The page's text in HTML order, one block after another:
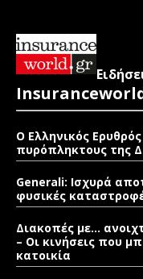
Ο Ελληνικός
πυρόπληκτους της
Generali: Ισχυρά
φυσικές
Διακοπές με…
– Οι κινήσεις που
κατοικία